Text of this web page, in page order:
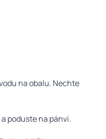
na obalu. Nechte
poduste na pánvi.